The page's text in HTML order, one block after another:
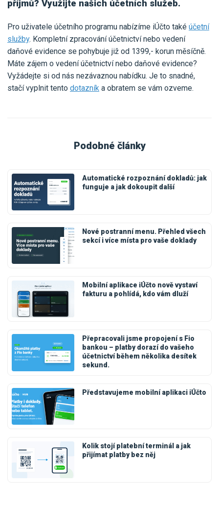
příjmů? Využijte našich účetních služeb.
Pro uživatele účetního programu nabízíme iÚčto také účetní
služby. Kompletní zpracování účetnictví nebo vedení
daňové evidence se pohybuje již od 1399,- korun měsíčně.
Máte zájem o vedení účetnictví nebo daňové evidence?
Vyžádejte si od nás nezávaznou nabídku. Je to snadné,
stačí vyplnit tento dotazník a obratem se vám ozveme.
Podobné články
Automatické rozpoznání dokladů: jak
funguje a jak dokoupit další
Nové postranní menu. Přehled všech
sekcí i více místa pro vaše doklady
Mobilní aplikace iÚčto nově vystaví
fakturu a pohlídá, kdo vám dluží
Přepracovali jsme propojení s Fio
bankou – platby dorazí do vašeho
účetnictví během několika desítek
sekund.
Představujeme mobilní aplikaci iÚčto
Kolik stojí platební terminál a jak
přijímat platby bez něj